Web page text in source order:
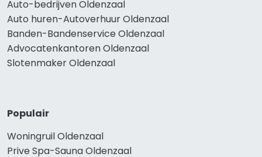
Auto-bedrijven Oldenzaal
Auto huren-Autoverhuur Oldenzaal
Banden-Bandenservice Oldenzaal
Advocatenkantoren Oldenzaal
Slotenmaker Oldenzaal
Populair
Woningruil Oldenzaal
Prive Spa-Sauna Oldenzaal